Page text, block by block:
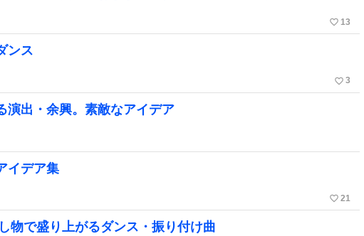
favorite_border 13
ンス
favorite_border 3
演出・余興。素敵なアイデア
イデア集
favorite_border 21
物で盛り上がるダンス・振り付け曲